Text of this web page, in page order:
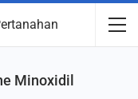
Minoxidil